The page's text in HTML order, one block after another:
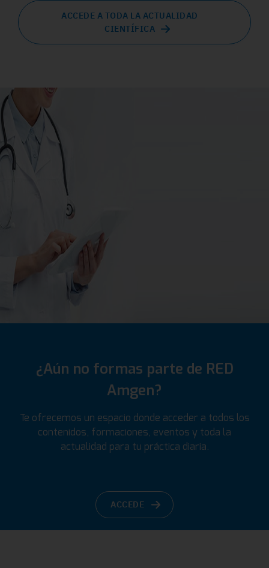
ACCEDE A TODA LA ACTUALIDAD
CIENTÍFICA
¿Aún no formas parte de RED
Amgen?
Te ofrecemos un espacio donde acceder a todos los
contenidos, formaciones, eventos y toda la
actualidad para tu práctica diaria.
ACCEDE